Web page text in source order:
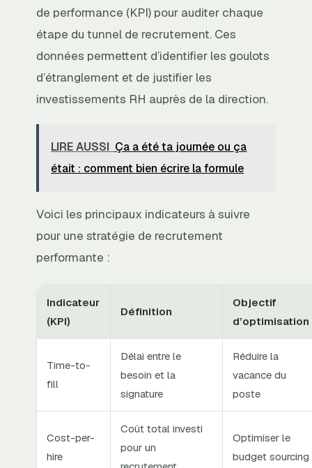
de performance (KPI) pour auditer chaque
étape du tunnel de recrutement. Ces
données permettent d’identifier les goulots
d’étranglement et de justifier les
investissements RH auprès de la direction.
LIRE AUSSI Ça a été ta journée ou ça
était : comment bien écrire la formule
Voici les principaux indicateurs à suivre
pour une stratégie de recrutement
performante :
Indicateur
(KPI)
Définition
Objectif
d’optimisation
Time-to-
fill
Délai entre le
besoin et la
signature
Réduire la
vacance du
poste
Cost-per-
hire
Coût total investi
pour un
Optimiser le
budget sourcing